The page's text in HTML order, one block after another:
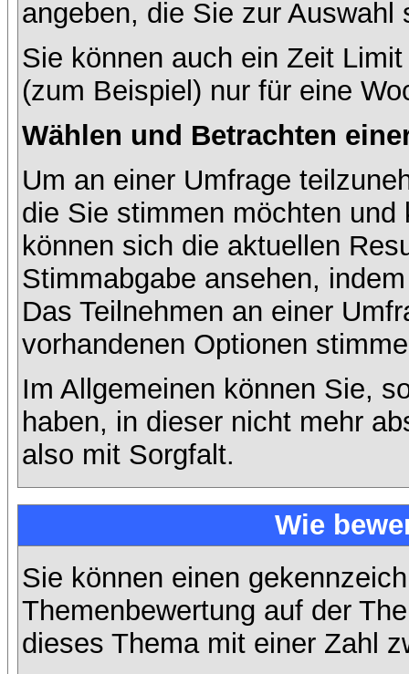
angeben, die Sie zur Auswahl
Sie können auch ein Zeit
(zum Beispiel) nur für eine
Wählen und Betrachten
Um an einer Umfrage
die Sie stimmen möchten
können sich die aktuellen
Stimmabgabe ansehen,
Das Teilnehmen an einer
vorhandenen Optionen
Im Allgemeinen können Sie,
haben, in dieser nicht mehr
also mit Sorgfalt.
Wie
Sie können einen
Themenbewertung auf der
dieses Thema mit einer Zahl